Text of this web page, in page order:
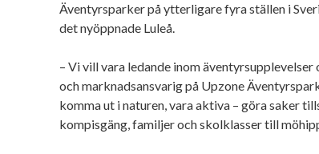
Äventyrsparker på ytterligare fyra ställen i
det nyöppnade Luleå.
– Vi vill vara ledande inom
och marknadsansvarig på Upzone
komma ut i naturen, vara aktiva – göra saker
kompisgäng, familjer och skolklasser till